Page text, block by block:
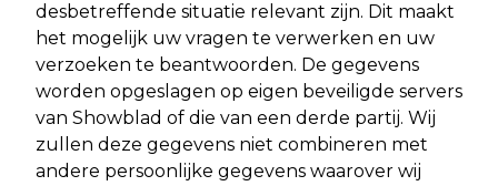
desbetreffende situatie relevant zijn. Dit maakt
het mogelijk uw vragen te verwerken en uw
verzoeken te beantwoorden. De gegevens
worden opgeslagen op eigen beveiligde servers
van Showblad of die van een derde partij. Wij
zullen deze gegevens niet combineren met
andere persoonlijke gegevens waarover wij